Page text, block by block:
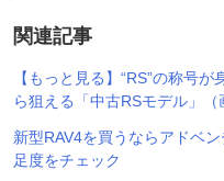
関連記事
【もっと見る】“RS”の称号
ら狙える「中古RSモデル」（
新型RAV4を買うならアドベ
足度をチェック